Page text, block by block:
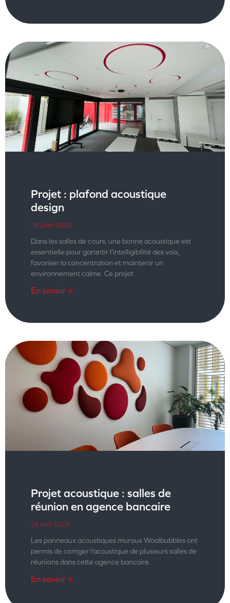
Projet : plafond acoustique
design
16 juillet 2023
Dans les salles de cours, une bonne acoustique est
essentielle pour garantir l’intelligibilité des voix,
favoriser la concentration et maintenir un
environnement calme. Ce projet
En savoir +
Projet acoustique : salles de
réunion en agence bancaire
26 avril 2023
Les panneaux acoustiques muraux Woolbubbles ont
permis de corriger l’acoustique de plusieurs salles de
réunions dans cette agence bancaire.
En savoir +